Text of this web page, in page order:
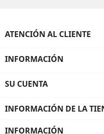
ATENCIÓN AL CLIENTE
INFORMACIÓN
SU CUENTA
INFORMACIÓN DE LA
INFORMACIÓN